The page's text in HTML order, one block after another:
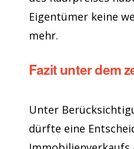
Eigentümer keine
mehr.
Fazit unter dem
Unter
dürfte eine